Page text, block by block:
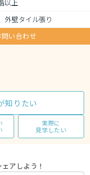
以上
外壁タイル張り
い合わせ
知りたい
実際に
見学したい
アしよう！